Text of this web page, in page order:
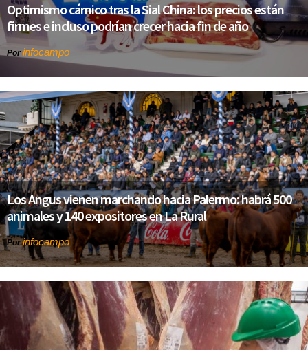
Optimismo cárnico tras la Sial China: los precios están
firmes e incluso podrían crecer hacia fin de año
Por infocampo
Los Angus vienen marchando hacia Palermo: habrá 500
animales y 140 expositores en La Rural
Porinfocampo